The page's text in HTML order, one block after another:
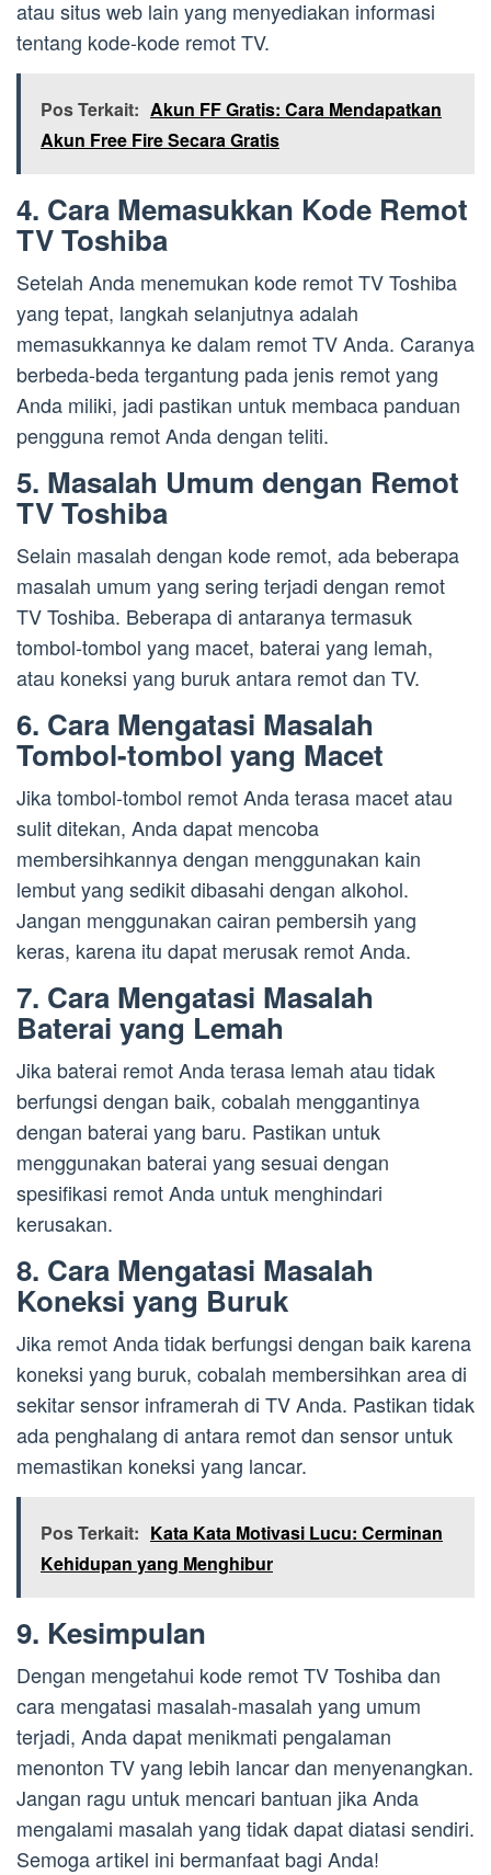
atau situs web lain yang menyediakan informasi
tentang kode-kode remot TV.
Pos Terkait: Akun FF Gratis: Cara Mendapatkan
Akun Free Fire Secara Gratis
4. Cara Memasukkan Kode Remot
TV Toshiba
Setelah Anda menemukan kode remot TV Toshiba
yang tepat, langkah selanjutnya adalah
memasukkannya ke dalam remot TV Anda. Caranya
berbeda-beda tergantung pada jenis remot yang
Anda miliki, jadi pastikan untuk membaca panduan
pengguna remot Anda dengan teliti.
5. Masalah Umum dengan Remot
TV Toshiba
Selain masalah dengan kode remot, ada beberapa
masalah umum yang sering terjadi dengan remot
TV Toshiba. Beberapa di antaranya termasuk
tombol-tombol yang macet, baterai yang lemah,
atau koneksi yang buruk antara remot dan TV.
6. Cara Mengatasi Masalah
Tombol-tombol yang Macet
Jika tombol-tombol remot Anda terasa macet atau
sulit ditekan, Anda dapat mencoba
membersihkannya dengan menggunakan kain
lembut yang sedikit dibasahi dengan alkohol.
Jangan menggunakan cairan pembersih yang
keras, karena itu dapat merusak remot Anda.
7. Cara Mengatasi Masalah
Baterai yang Lemah
Jika baterai remot Anda terasa lemah atau tidak
berfungsi dengan baik, cobalah menggantinya
dengan baterai yang baru. Pastikan untuk
menggunakan baterai yang sesuai dengan
spesifikasi remot Anda untuk menghindari
kerusakan.
8. Cara Mengatasi Masalah
Koneksi yang Buruk
Jika remot Anda tidak berfungsi dengan baik karena
koneksi yang buruk, cobalah membersihkan area di
sekitar sensor inframerah di TV Anda. Pastikan tidak
ada penghalang di antara remot dan sensor untuk
memastikan koneksi yang lancar.
Pos Terkait: Kata Kata Motivasi Lucu: Cerminan
Kehidupan yang Menghibur
9. Kesimpulan
Dengan mengetahui kode remot TV Toshiba dan
cara mengatasi masalah-masalah yang umum
terjadi, Anda dapat menikmati pengalaman
menonton TV yang lebih lancar dan menyenangkan.
Jangan ragu untuk mencari bantuan jika Anda
mengalami masalah yang tidak dapat diatasi sendiri.
Semoga artikel ini bermanfaat bagi Anda!